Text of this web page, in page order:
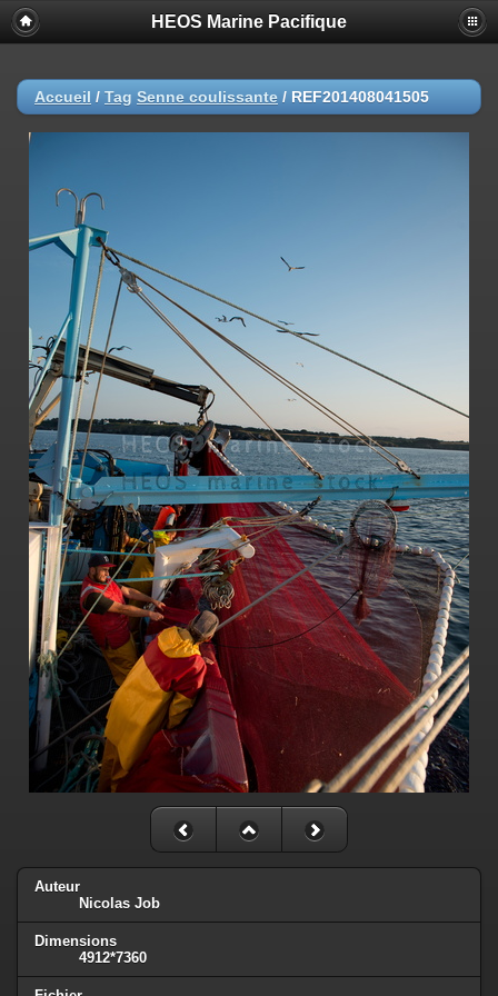
HEOS Marine Pacifique
Accueil / Tag Senne coulissante / REF201408041505
Auteur
Nicolas Job
Dimensions
4912*7360